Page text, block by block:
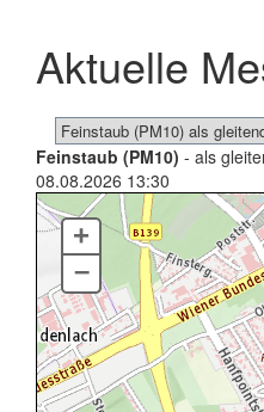
Aktuelle
Feinstaub (PM10) - als
08.08.2026 13:30
+
–